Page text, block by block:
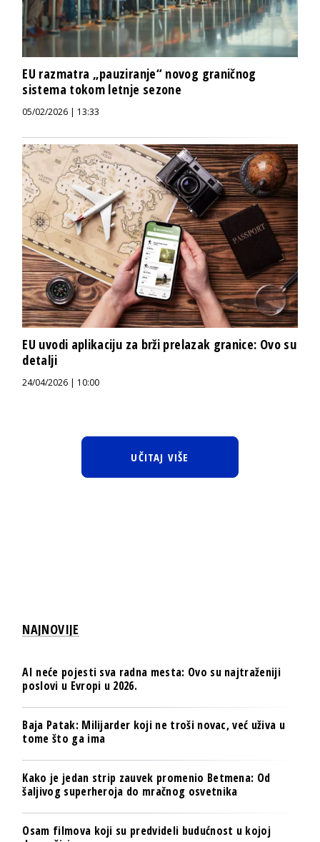
EU razmatra „pauziranje“ novog graničnog
sistema tokom letnje sezone
05/02/2026 | 13:33
EU uvodi aplikaciju za brži prelazak granice: Ovo su
detalji
24/04/2026 | 10:00
UČITAJ VIŠE
NAJNOVIJE
AI neće pojesti sva radna mesta: Ovo su najtraženiji
poslovi u Evropi u 2026.
Baja Patak: Milijarder koji ne troši novac, već uživa u
tome što ga ima
Kako je jedan strip zauvek promenio Betmena: Od
šaljivog superheroja do mračnog osvetnika
Osam filmova koji su predvideli budućnost u kojoj